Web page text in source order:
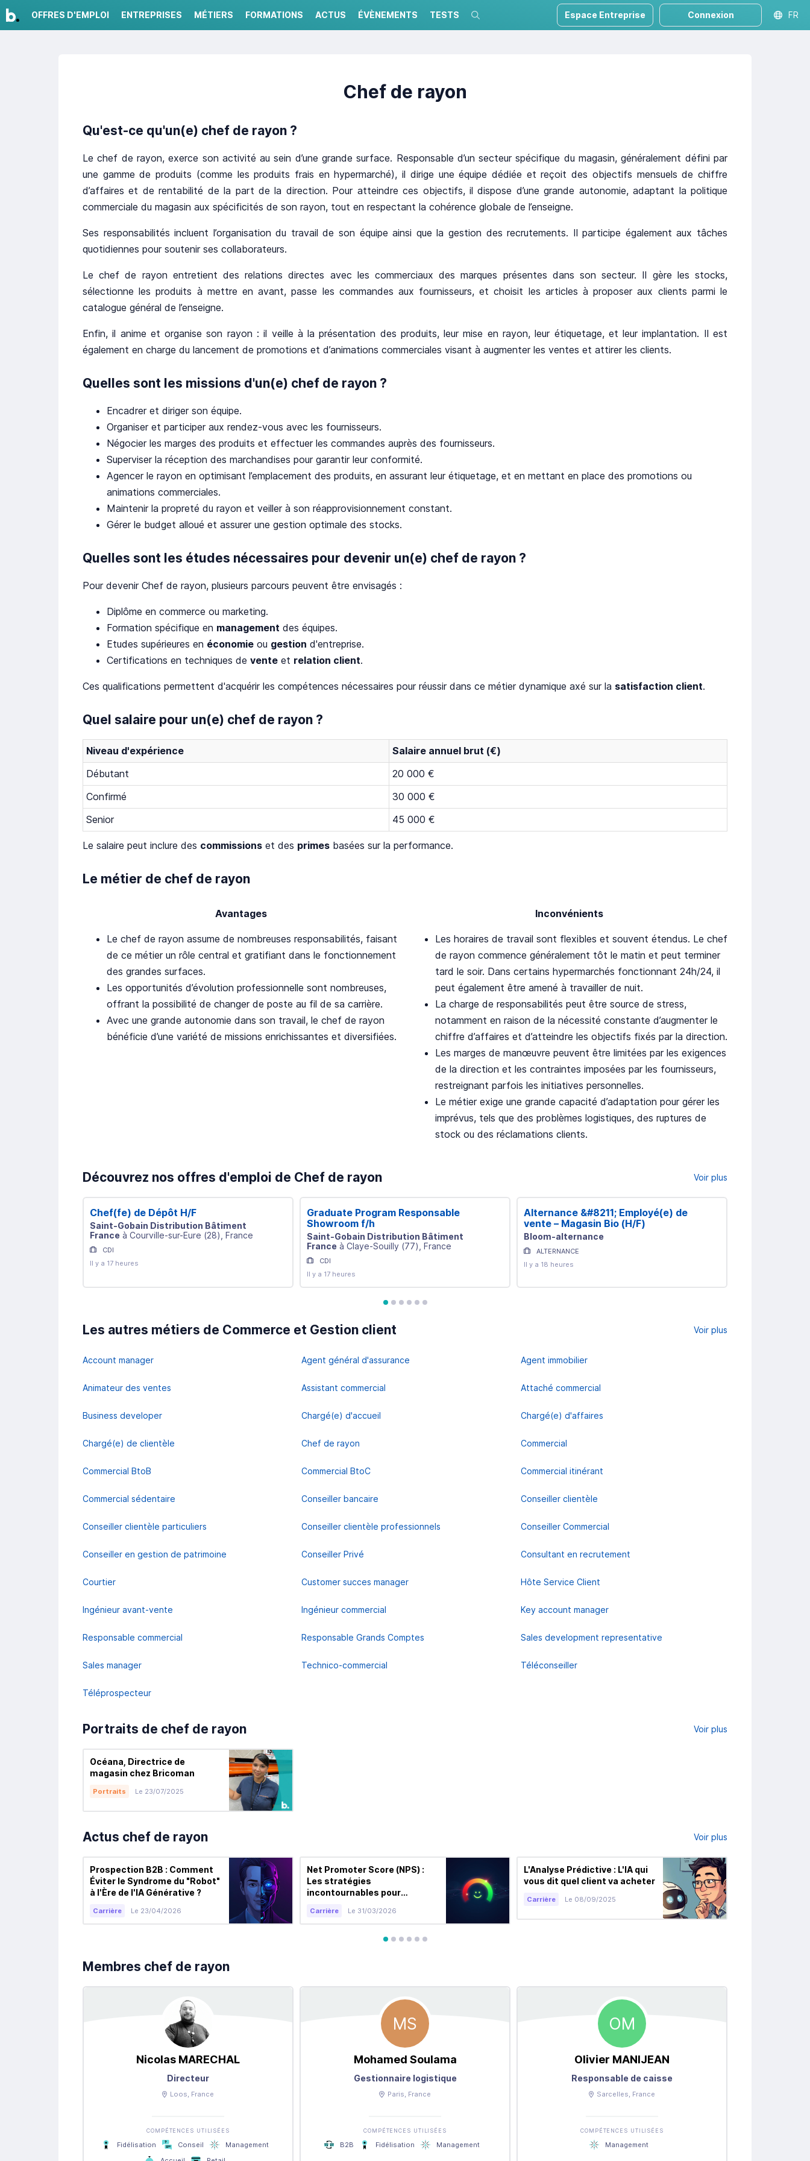
OFFRES D'EMPLOI ENTREPRISES MÉTIERS FORMATIONS ACTUS ÉVÈNEMENTS TESTS Recherche Espace Entreprise Connexion FR
Chef de rayon
Qu'est-ce qu'un(e) chef de rayon ?
Le chef de rayon, exerce son activité au sein d’une grande surface. Responsable d’un secteur spécifique du magasin, généralement défini par
une gamme de produits (comme les produits frais en hypermarché), il dirige une équipe dédiée et reçoit des objectifs mensuels de chiffre
d’affaires et de rentabilité de la part de la direction. Pour atteindre ces objectifs, il dispose d’une grande autonomie, adaptant la politique
commerciale du magasin aux spécificités de son rayon, tout en respectant la cohérence globale de l’enseigne.
Ses responsabilités incluent l’organisation du travail de son équipe ainsi que la gestion des recrutements. Il participe également aux tâches
quotidiennes pour soutenir ses collaborateurs.
Le chef de rayon entretient des relations directes avec les commerciaux des marques présentes dans son secteur. Il gère les stocks,
sélectionne les produits à mettre en avant, passe les commandes aux fournisseurs, et choisit les articles à proposer aux clients parmi le
catalogue général de l’enseigne.
Enfin, il anime et organise son rayon : il veille à la présentation des produits, leur mise en rayon, leur étiquetage, et leur implantation. Il est
également en charge du lancement de promotions et d’animations commerciales visant à augmenter les ventes et attirer les clients.
Quelles sont les missions d'un(e) chef de rayon ?
Encadrer et diriger son équipe.
Organiser et participer aux rendez-vous avec les fournisseurs.
Négocier les marges des produits et effectuer les commandes auprès des fournisseurs.
Superviser la réception des marchandises pour garantir leur conformité.
Agencer le rayon en optimisant l’emplacement des produits, en assurant leur étiquetage, et en mettant en place des promotions ou
animations commerciales.
Maintenir la propreté du rayon et veiller à son réapprovisionnement constant.
Gérer le budget alloué et assurer une gestion optimale des stocks.
Quelles sont les études nécessaires pour devenir un(e) chef de rayon ?
Pour devenir Chef de rayon, plusieurs parcours peuvent être envisagés :
Diplôme en commerce ou marketing.
Formation spécifique en management des équipes.
Etudes supérieures en économie ou gestion d'entreprise.
Certifications en techniques de vente et relation client.
Ces qualifications permettent d'acquérir les compétences nécessaires pour réussir dans ce métier dynamique axé sur la satisfaction client.
Quel salaire pour un(e) chef de rayon ?
Niveau d'expérience
Salaire annuel brut (€)
Débutant
20 000 €
Confirmé
30 000 €
Senior
45 000 €
Le salaire peut inclure des commissions et des primes basées sur la performance.
Le métier de chef de rayon
Avantages
Le chef de rayon assume de nombreuses responsabilités, faisant
de ce métier un rôle central et gratifiant dans le fonctionnement
des grandes surfaces.
Les opportunités d’évolution professionnelle sont nombreuses,
offrant la possibilité de changer de poste au fil de sa carrière.
Avec une grande autonomie dans son travail, le chef de rayon
bénéficie d’une variété de missions enrichissantes et diversifiées.
Inconvénients
Les horaires de travail sont flexibles et souvent étendus. Le chef
de rayon commence généralement tôt le matin et peut terminer
tard le soir. Dans certains hypermarchés fonctionnant 24h/24, il
peut également être amené à travailler de nuit.
La charge de responsabilités peut être source de stress,
notamment en raison de la nécessité constante d’augmenter le
chiffre d’affaires et d’atteindre les objectifs fixés par la direction.
Les marges de manœuvre peuvent être limitées par les exigences
de la direction et les contraintes imposées par les fournisseurs,
restreignant parfois les initiatives personnelles.
Le métier exige une grande capacité d’adaptation pour gérer les
imprévus, tels que des problèmes logistiques, des ruptures de
stock ou des réclamations clients.
Découvrez nos offres d'emploi de Chef de rayon Voir plus
Chef(fe) de Dépôt H/F
Saint-Gobain Distribution Bâtiment
France à Courville-sur-Eure (28) , France
CDI
Il y a 17 heures
Graduate Program Responsable
Showroom f/h
Saint-Gobain Distribution Bâtiment
France à Claye-Souilly (77) , France
CDI
Il y a 17 heures
Alternance &#8211; Employé(e) de
vente – Magasin Bio (H/F)
Bloom-alternance
ALTERNANCE
Il y a 18 heures
avisavisavisavisavisavis
Les autres métiers de Commerce et Gestion client Voir plus
Account manager Agent général d'assurance Agent immobilier
Animateur des ventes Assistant commercial Attaché commercial
Business developer Chargé(e) d'accueil Chargé(e) d'affaires
Chargé(e) de clientèle Chef de rayon Commercial
Commercial BtoB Commercial BtoC Commercial itinérant
Commercial sédentaire Conseiller bancaire Conseiller clientèle
Conseiller clientèle particuliers Conseiller clientèle professionnels Conseiller Commercial
Conseiller en gestion de patrimoine Conseiller Privé Consultant en recrutement
Courtier Customer succes manager Hôte Service Client
Ingénieur avant-vente Ingénieur commercial Key account manager
Responsable commercial Responsable Grands Comptes Sales development representative
Sales manager Technico-commercial Téléconseiller
Téléprospecteur
Portraits de chef de rayon Voir plus
Océana, Directrice de
magasin chez Bricoman
Portraits Le 23/07/2025
Actus chef de rayon Voir plus
Prospection B2B : Comment
Éviter le Syndrome du "Robot"
à l'Ère de l'IA Générative ?
Carrière Le 23/04/2026
Net Promoter Score (NPS) :
Les stratégies
incontournables pour
ambassadeurs
Carrière Le 31/03/2026
L'Analyse Prédictive : L'IA qui
vous dit quel client va acheter
Carrière Le 08/09/2025
avisavisavisavisavisavis
Membres chef de rayon
Nicolas MARECHAL
Directeur
Loos, France
COMPÉTENCES UTILISÉES
Fidélisation Conseil
Management
MS
Mohamed Soulama
Gestionnaire logistique
Paris, France
COMPÉTENCES UTILISÉES
B2B Fidélisation Management
OM
Olivier MANIJEAN
Responsable de caisse
Sarcelles, France
COMPÉTENCES UTILISÉES
Management